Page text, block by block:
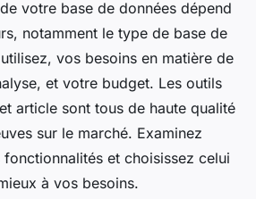
votre base de données dépend
notamment le type de base de
vos besoins en matière de
et votre budget. Les outils
article sont tous de haute qualité
sur le marché. Examinez
et choisissez celui
à vos besoins.